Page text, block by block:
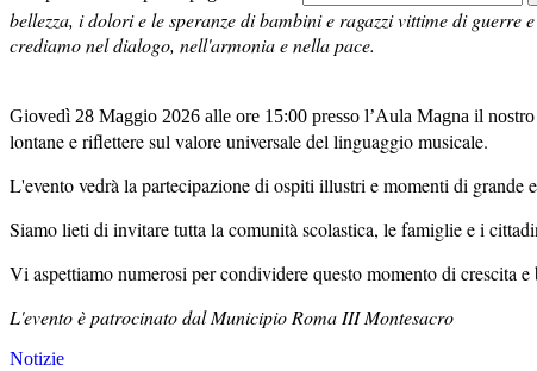
bellezza, i dolori e le speranze di bambini e ragazzi vittime di
crediamo nel dialogo, nell'armonia e nella pace.
Giovedì 28 Maggio 2026 alle ore 15:00 presso l’Aula Magna il nostro
lontane e riflettere sul valore universale del linguaggio musicale.
L'evento vedrà la partecipazione di ospiti illustri e momenti di grande
Siamo lieti di invitare tutta la comunità scolastica, le famiglie e i
Vi aspettiamo numerosi per condividere questo momento di crescita e
L'evento è patrocinato dal Municipio Roma III Montesacro
Notizie